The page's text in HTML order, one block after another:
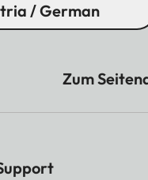
/ German
Zum